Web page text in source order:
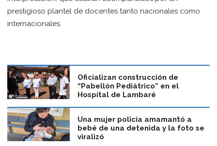
prestigioso plantel de docentes tanto nacionales como
internacionales.
Oficializan construcción de
“Pabellón Pediátrico” en el
Hospital de Lambaré
Una mujer policía amamantó a
bebé de una detenida y la foto se
viralizó